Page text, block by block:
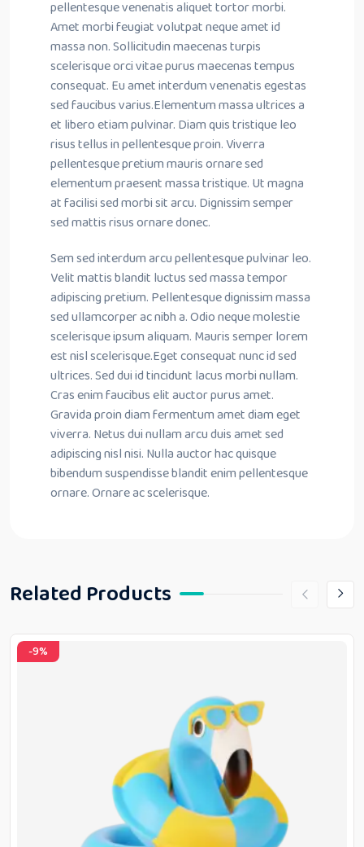
pellentesque venenatis aliquet tortor morbi.
Amet morbi feugiat volutpat neque amet id
massa non. Sollicitudin maecenas turpis
scelerisque orci vitae purus maecenas tempus
consequat. Eu amet interdum venenatis egestas
sed faucibus varius.Elementum massa ultrices a
et libero etiam pulvinar. Diam quis tristique leo
risus tellus in pellentesque proin. Viverra
pellentesque pretium mauris ornare sed
elementum praesent massa tristique. Ut magna
at facilisi sed morbi sit arcu. Dignissim semper
sed mattis risus ornare donec.
Sem sed interdum arcu pellentesque pulvinar leo.
Velit mattis blandit luctus sed massa tempor
adipiscing pretium. Pellentesque dignissim massa
sed ullamcorper ac nibh a. Odio neque molestie
scelerisque ipsum aliquam. Mauris semper lorem
est nisl scelerisque.Eget consequat nunc id sed
ultrices. Sed dui id tincidunt lacus morbi nullam.
Cras enim faucibus elit auctor purus amet.
Gravida proin diam fermentum amet diam eget
viverra. Netus dui nullam arcu duis amet sed
adipiscing nisl nisi. Nulla auctor hac quisque
bibendum suspendisse blandit enim pellentesque
ornare. Ornare ac scelerisque.
Related Products
-9%